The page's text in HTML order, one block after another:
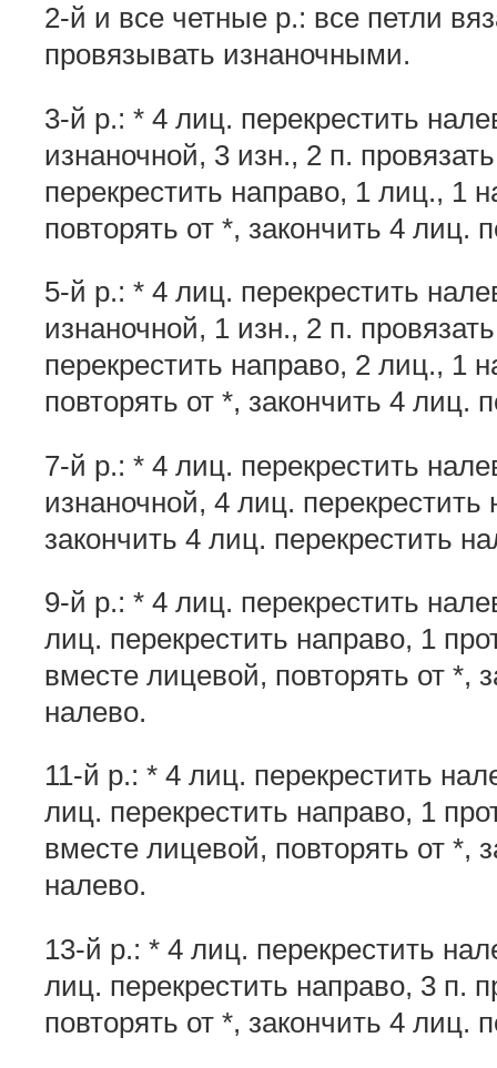
2-й и все четные р.: все петли
провязывать изнаночными.
3-й р.: * 4 лиц. перекрестить
изнаночной, 3 изн., 2 п.
перекрестить направо, 1 лиц., 1
повторять от *, закончить 4 лиц.
5-й р.: * 4 лиц. перекрестить
изнаночной, 1 изн., 2 п.
перекрестить направо, 2 лиц., 1
повторять от *, закончить 4 лиц.
7-й р.: * 4 лиц. перекрестить
изнаночной, 4 лиц.
закончить 4 лиц. перекрестить
9-й р.: * 4 лиц. перекрестить
лиц. перекрестить направо, 1
вместе лицевой, повторять от *,
налево.
11-й р.: * 4 лиц. перекрестить
лиц. перекрестить направо, 1
вместе лицевой, повторять от *,
налево.
13-й р.: * 4 лиц. перекрестить
лиц. перекрестить направо, 3 п.
повторять от *, закончить 4 лиц.